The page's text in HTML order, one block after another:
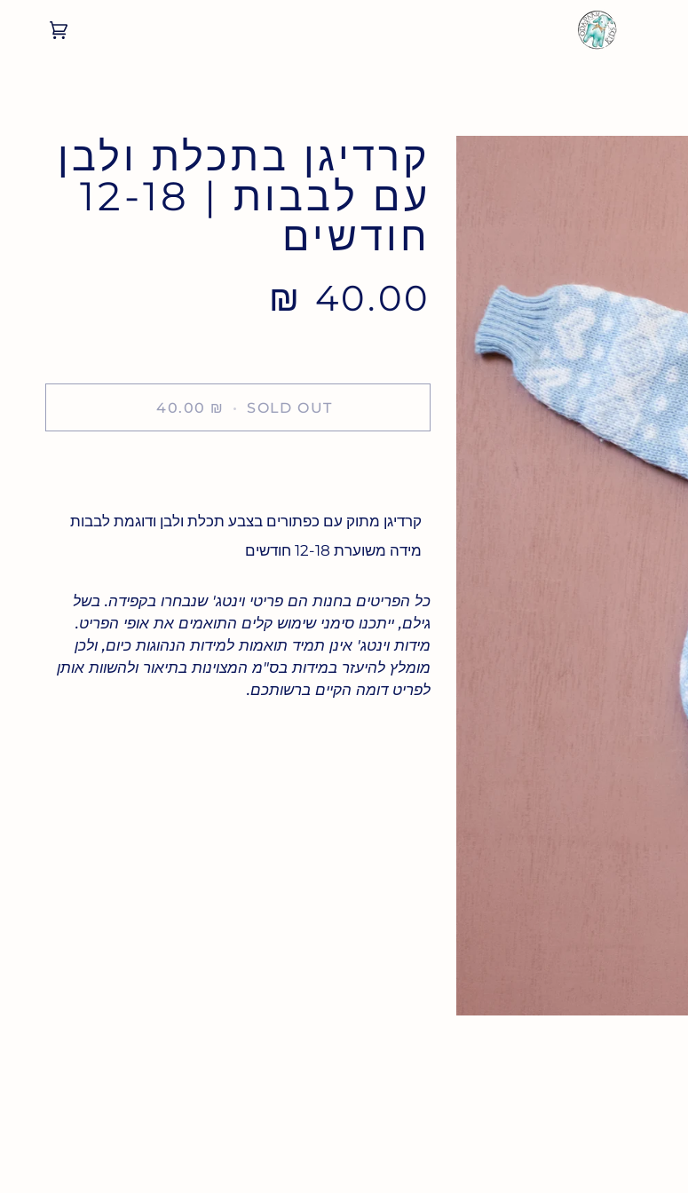
Cart
קרדיגן בתכלת ולבן
עם לבבות | 12-18
חודשים
40.00 ₪
SOLD OUT
•
40.00 ₪
קרדיגן מתוק עם כפתורים בצבע תכלת ולבן ודוגמת לבבות
מידה משוערת 12-18 חודשים
כל הפריטים בחנות הם פריטי וינטג' שנבחרו בקפידה. בשל
גילם, ייתכנו סימני שימוש קלים התואמים את אופי הפריט.
מידות וינטג' אינן תמיד תואמות למידות הנהוגות כיום, ולכן
מומלץ להיעזר במידות בס"מ המצוינות בתיאור ולהשוות אותן
לפריט דומה הקיים ברשותכם.